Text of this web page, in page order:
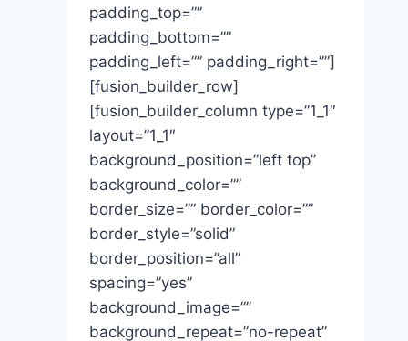
padding_top=””
padding_bottom=””
padding_left=”” padding_right=””]
[fusion_builder_row]
[fusion_builder_column type=”1_1″
layout=”1_1″
background_position=”left top”
background_color=””
border_size=”” border_color=””
border_style=”solid”
border_position=”all”
spacing=”yes”
background_image=””
background_repeat=”no-repeat”